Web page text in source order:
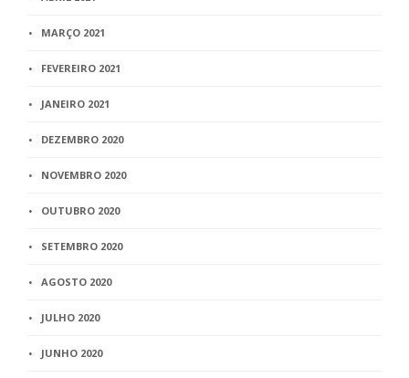
MARÇO 2021
FEVEREIRO 2021
JANEIRO 2021
DEZEMBRO 2020
NOVEMBRO 2020
OUTUBRO 2020
SETEMBRO 2020
AGOSTO 2020
JULHO 2020
JUNHO 2020